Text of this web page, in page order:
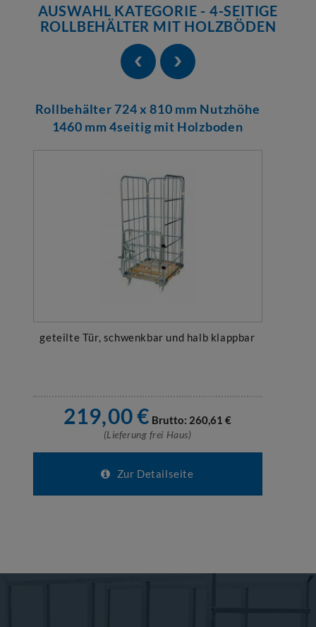
AUSWAHL KATEGORIE - 4-SEITIGE
ROLLBEHÄLTER MIT HOLZBÖDEN
Rollbehälter 724 x 810 mm Nutzhöhe
1460 mm 4seitig mit Holzboden
geteilte Tür, schwenkbar und halb klappbar
219,00€ Brutto: 260,61 €
(Lieferung frei Haus)
Zur Detailseite